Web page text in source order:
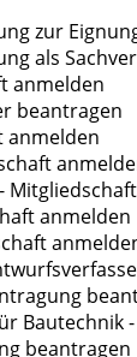
zur
als
anmelden
beantragen
anmelden
anmelden
Bautechnik
beantragen